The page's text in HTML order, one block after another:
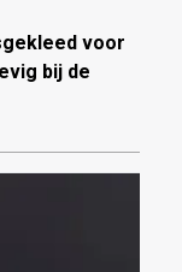
voor
bij de